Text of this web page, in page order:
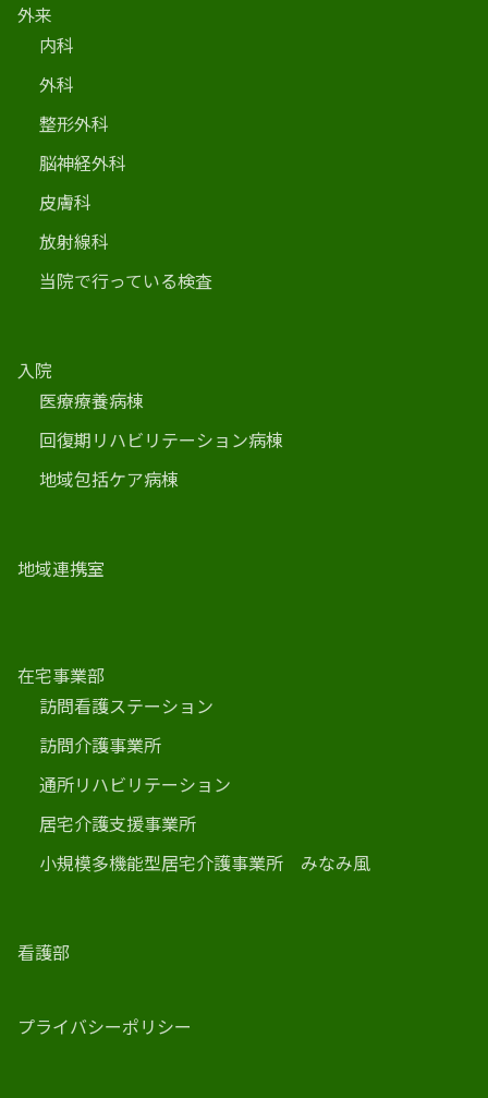
外来
内科
外科
整形外科
脳神経外科
皮膚科
放射線科
当院で行っている検査
入院
医療療養病棟
回復期リハビリテーション病棟
地域包括ケア病棟
地域連携室
在宅事業部
訪問看護ステーション
訪問介護事業所
通所リハビリテーション
居宅介護支援事業所
小規模多機能型居宅介護事業所 みなみ風
看護部
プライバシーポリシー